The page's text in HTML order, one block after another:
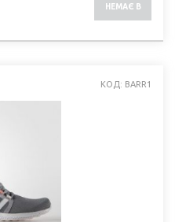
НЕМАЄ В
КОД: BARR1